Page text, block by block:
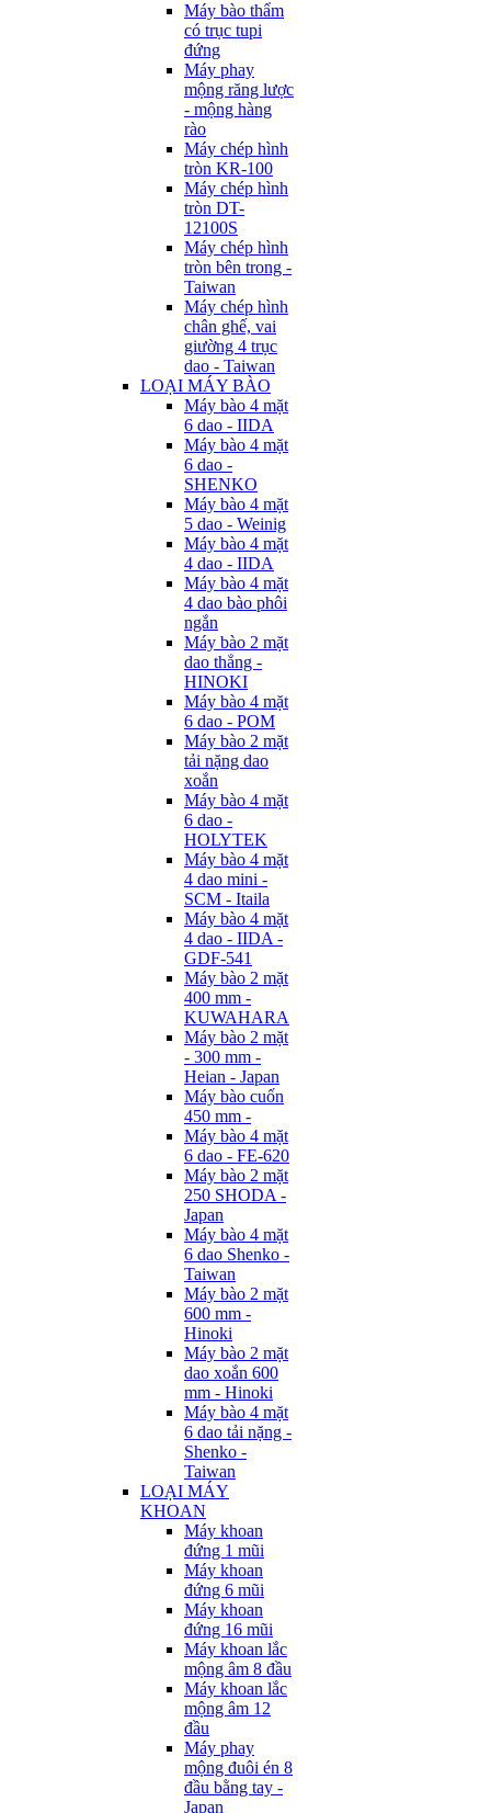
Máy bào thẩm
có trục tupi
đứng
Máy phay
mộng răng lược
- mộng hàng
rào
Máy chép hình
tròn KR-100
Máy chép hình
tròn DT-
12100S
Máy chép hình
tròn bên trong -
Taiwan
Máy chép hình
chân ghế, vai
giường 4 trục
dao - Taiwan
LOẠI MÁY BÀO
Máy bào 4 mặt
6 dao - IIDA
Máy bào 4 mặt
6 dao -
SHENKO
Máy bào 4 mặt
5 dao - Weinig
Máy bào 4 mặt
4 dao - IIDA
Máy bào 4 mặt
4 dao bào phôi
ngắn
Máy bào 2 mặt
dao thẳng -
HINOKI
Máy bào 4 mặt
6 dao - POM
Máy bào 2 mặt
tải nặng dao
xoắn
Máy bào 4 mặt
6 dao -
HOLYTEK
Máy bào 4 mặt
4 dao mini -
SCM - Itaila
Máy bào 4 mặt
4 dao - IIDA -
GDF-541
Máy bào 2 mặt
400 mm -
KUWAHARA
Máy bào 2 mặt
- 300 mm -
Heian - Japan
Máy bào cuốn
450 mm -
Máy bào 4 mặt
6 dao - FE-620
Máy bào 2 mặt
250 SHODA -
Japan
Máy bào 4 mặt
6 dao Shenko -
Taiwan
Máy bào 2 mặt
600 mm -
Hinoki
Máy bào 2 mặt
dao xoắn 600
mm - Hinoki
Máy bào 4 mặt
6 dao tải nặng -
Shenko -
Taiwan
LOẠI MÁY
KHOAN
Máy khoan
đứng 1 mũi
Máy khoan
đứng 6 mũi
Máy khoan
đứng 16 mũi
Máy khoan lắc
mộng âm 8 đầu
Máy khoan lắc
mộng âm 12
đầu
Máy phay
mộng đuôi én 8
đầu bằng tay -
Japan